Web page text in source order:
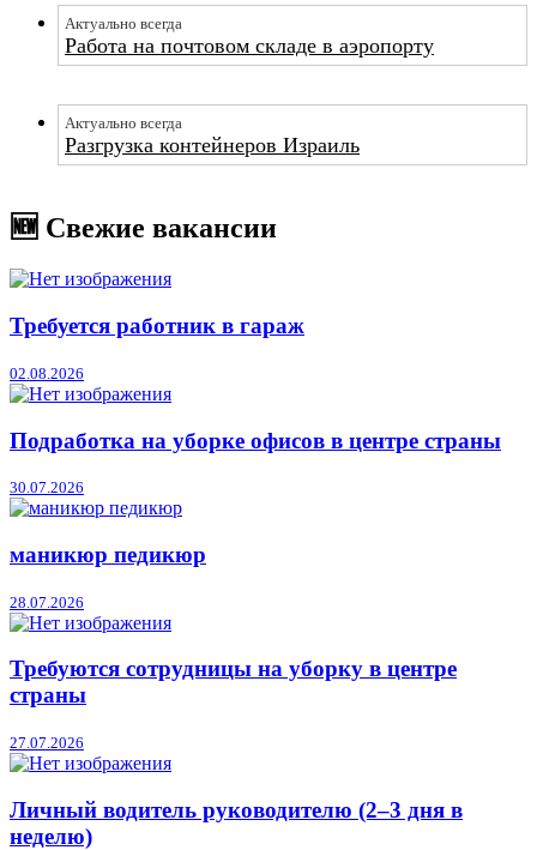
Актуально всегда
Работа на почтовом складе в аэропорту
Актуально всегда
Разгрузка контейнеров Израиль
🆕 Свежие вакансии
Требуется работник в гараж
02.08.2026
Подработка на уборке офисов в центре страны
30.07.2026
маникюр педикюр
28.07.2026
Требуются сотрудницы на уборку в центре
страны
27.07.2026
Личный водитель руководителю (2–3 дня в
неделю)